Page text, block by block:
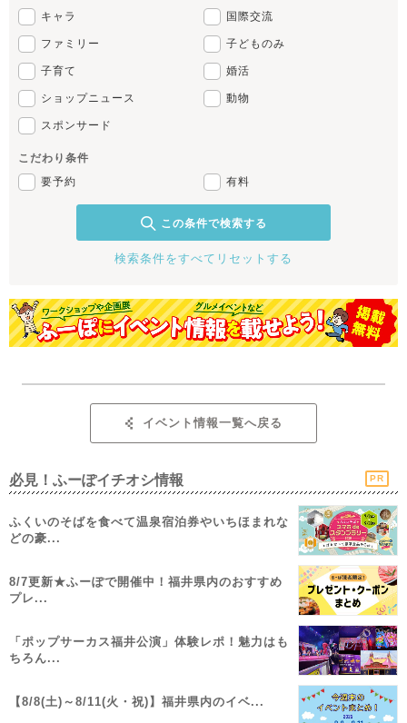
キャラ 国際交流
ファミリー 子どものみ
子育て 婚活
ショップニュース 動物
スポンサード
こだわり条件
要予約
有料
この条件で検索する
検索条件をすべてリセットする
イベント情報一覧へ戻る
必見！ふーぽイチオシ情報 PR
ふくいのそばを食べて温泉宿泊券やいちほまれな
どの豪...
8/7更新★ふーぽで開催中！福井県内のおすすめ
プレ...
「ポップサーカス福井公演」体験レポ！魅力はも
ちろん...
【8/8(土)～8/11(火・祝)】福井県内のイベ...